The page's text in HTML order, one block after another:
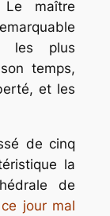
maître
les plus
temps,
et les
de cinq
la
de
jour mal